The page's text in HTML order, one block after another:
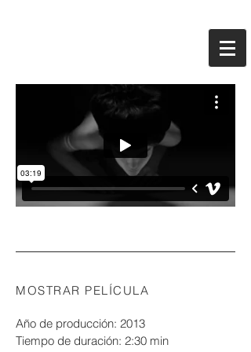
MOSTRAR PELÍCULA
Año de producción: 2013
Tiempo de duración: 2:30 min